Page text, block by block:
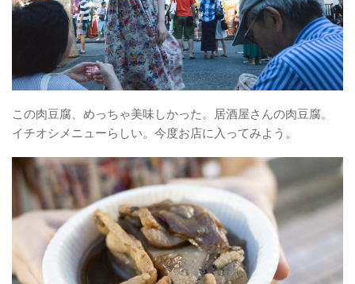
この肉豆腐、めっちゃ美味しかった。居酒屋さんの肉豆腐。
イチオシメニューらしい。今度お店に入ってみよう。